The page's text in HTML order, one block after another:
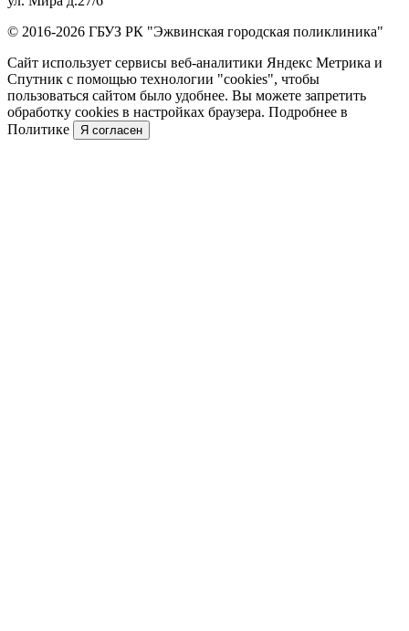
© 2016-2026 ГБУЗ РК "Эжвинская городская поликлиника"
Сайт использует сервисы веб-аналитики Яндекс Метрика и
Спутник с помощью технологии "cookies", чтобы
пользоваться сайтом было удобнее. Вы можете запретить
обработку cookies в настройках браузера. Подробнее в
Политике
Я согласен